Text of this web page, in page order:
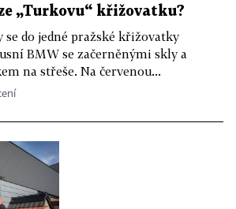
„Turkovu“ křižovatku?
se do jedné pražské křižovatky
BMW se začerněnými skly a
na střeše. Na červenou...